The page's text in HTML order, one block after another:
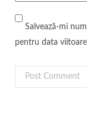
Salvează-mi
pentru data